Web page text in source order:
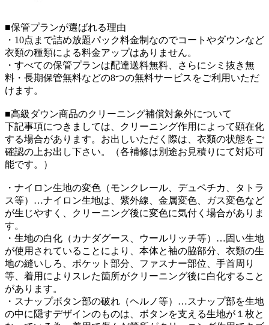
■保管プランが選ばれる理由
・10点まで詰め放題パック料金制なのでコートやダウンなど
衣類の種類による料金アップはありません。
・すべての保管プランは配達送料無料、さらにシミ抜き無
料・長期保管無料などの8つの無料サービスをご利用いただ
けます。
■高級ダウン商品のクリーニング補償対象外について
下記事項につきましては、クリーニング作用によって顕在化
する場合があります。お出しいただく際は、衣類の状態をご
確認の上お出し下さい。（各補修は別途お見積りにて対応可
能です。）
・ナイロン生地の変色（モンクレール、デュペチカ、タトラ
ス等）…ナイロン生地は、紫外線、金属変色、ガス変色など
が生じやすく、クリーニング後に変色に気付く場合がありま
す。
・生地の白化（カナダグース、ウールリッチ等）…固い生地
が使用されていることにより、本体と袖の脇部分、衣類の生
地の縫いしろ、ポケット部分、ファスナー部位、手首周り
等、着用によりスレた箇所がクリーニング後に白化すること
があります。
・スナップボタン部の破れ（ヘルノ等）…スナップ部を生地
の中に隠すデザインのものは、ボタンを支える生地が１枚と